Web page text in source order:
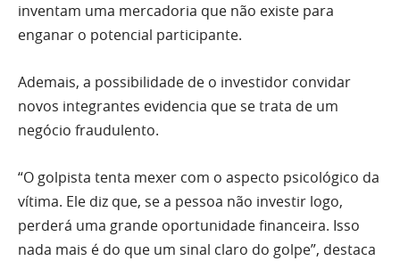
inventam uma mercadoria que não existe para
enganar o potencial participante.
Ademais, a possibilidade de o investidor convidar
novos integrantes evidencia que se trata de um
negócio fraudulento.
“O golpista tenta mexer com o aspecto psicológico da
vítima. Ele diz que, se a pessoa não investir logo,
perderá uma grande oportunidade financeira. Isso
nada mais é do que um sinal claro do golpe”, destaca